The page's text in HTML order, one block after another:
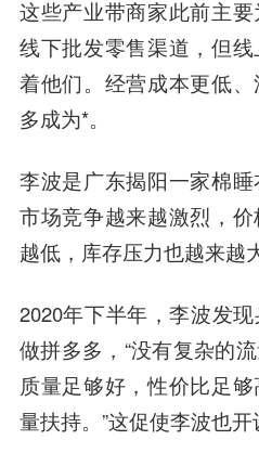
这些产业带商家此前主
线下批发零售渠道，但
着他们。经营成本更低
多成为*。
李波是广东揭阳一家棉
市场竞争越来越激烈，
越低，库存压力也越来越大
2020年下半年，李波发
做拼多多，“没有复杂的
质量足够好，性价比足
量扶持。”这促使李波也开